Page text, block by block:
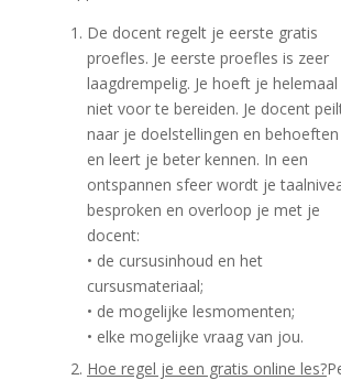
De docent regelt je eerste gratis
proefles. Je eerste proefles is zeer
laagdrempelig. Je hoeft je helemaal
niet voor te bereiden. Je docent
naar je doelstellingen en behoeften
en leert je beter kennen. In een
ontspannen sfeer wordt je
besproken en overloop je met je
docent:
• de cursusinhoud en het
cursusmateriaal;
• de mogelijke lesmomenten;
• elke mogelijke vraag van jou.
Hoe regel je een gratis online les?